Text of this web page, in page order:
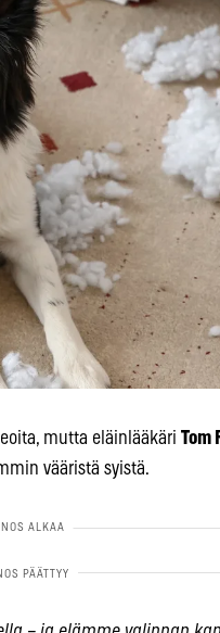
mutta eläinlääkäri Tom
vääristä syistä.